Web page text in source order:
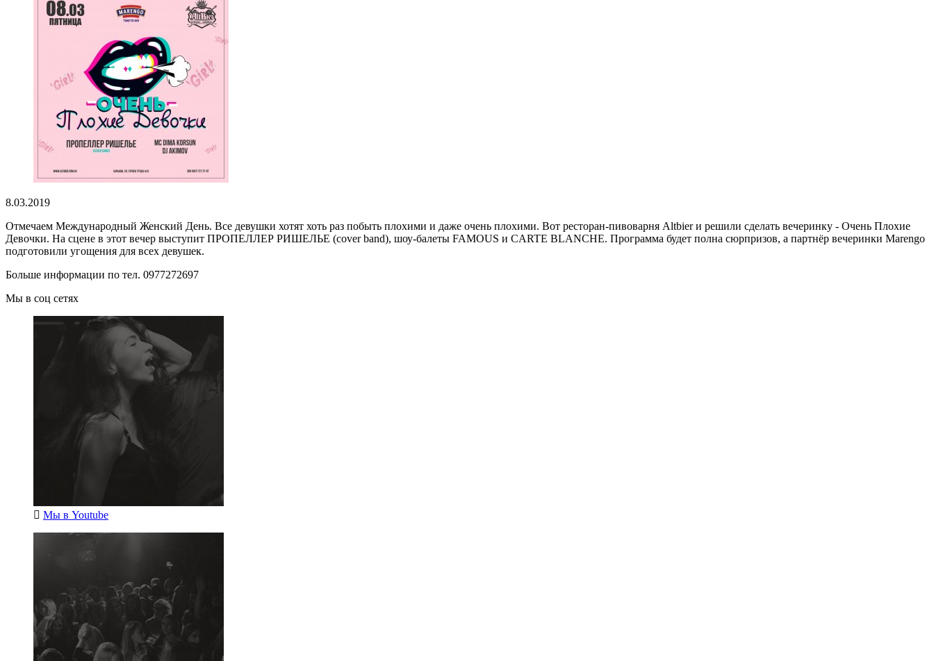
8.03.2019
Отмечаем Международный Женский День. Все девушки хотят хоть раз побыть плохими и даже очень плохими. Вот ресторан-пивоварня Altbier и решили сделать вечеринку - Очень Плохие
Девочки. На сцене в этот вечер выступит ПРОПЕЛЛЕР РИШЕЛЬЕ (cover band), шоу-балеты FAMOUS и CARTE BLANCHE. Программа будет полна сюрпризов, а партнёр вечеринки Marengo
подготовили угощения для всех девушек.
Больше информации по тел. 0977272697
Мы в соц сетях
Мы в Youtube